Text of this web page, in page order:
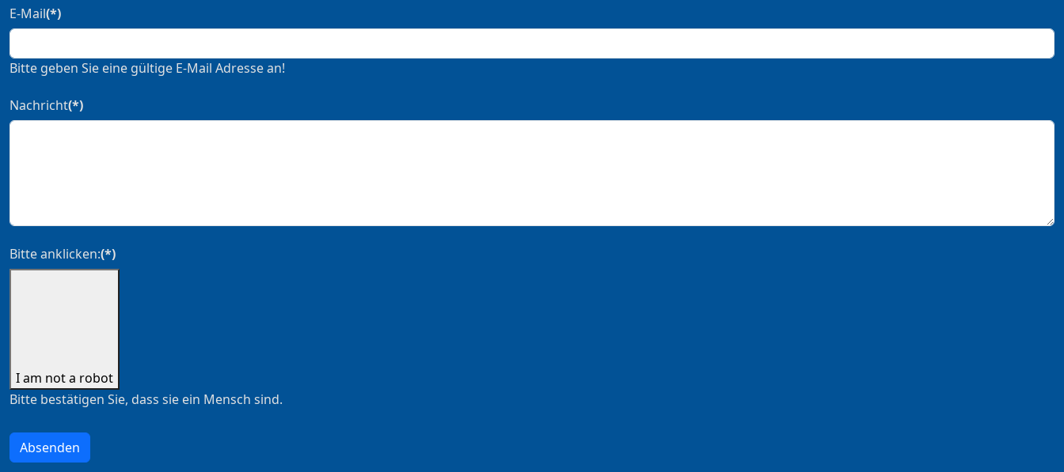
E-Mail(*)
Bitte geben Sie eine gültige E-Mail Adresse an!
Nachricht(*)
Bitte anklicken:(*)
I am not a robot
Bitte bestätigen Sie, dass sie ein Mensch sind.
Absenden